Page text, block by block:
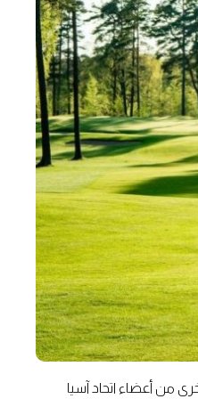
116 لاعباً من أصل 120 مقعداً مشاركتهم حتى الآن، يمثلون 41 دولة أخرى من أعضاء اتحاد آسيا